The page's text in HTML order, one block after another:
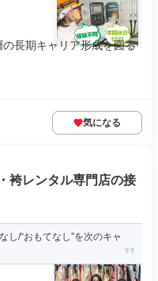
長期キャリア形成を図る
気になる
袴レンタル専門店の接
し/“おもてなし”を次のキャ